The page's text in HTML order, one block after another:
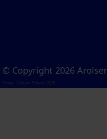
© Copyright 2026
Visual Library Server 2026